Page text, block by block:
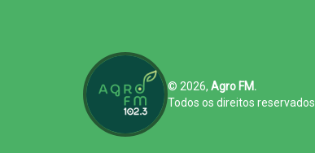
© 2026, Agro FM.
Todos os direitos reservados.